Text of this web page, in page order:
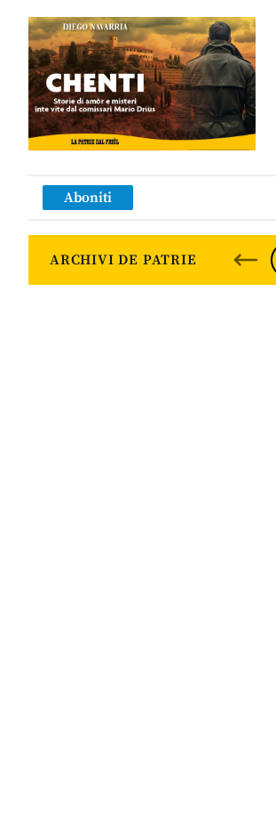
Aboniti
ARCHIVI DE PATRIE